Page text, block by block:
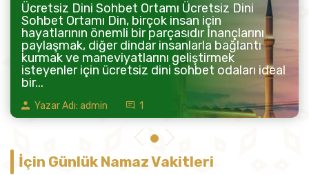
Ücretsiz Dini Sohbet Ortamı Ücretsiz Dini
Sohbet Ortamı Din, birçok insan için
hayatlarının önemli bir parçasıdır İnançlarını
paylaşmak, diğer dindar insanlarla bağlantı
kurmak ve maneviyatlarını geliştirmek
isteyenler için ücretsiz dini sohbet odaları ideal
bir...
Yazar Adı: admin 1
İçin Günlük Namaz Vakitleri